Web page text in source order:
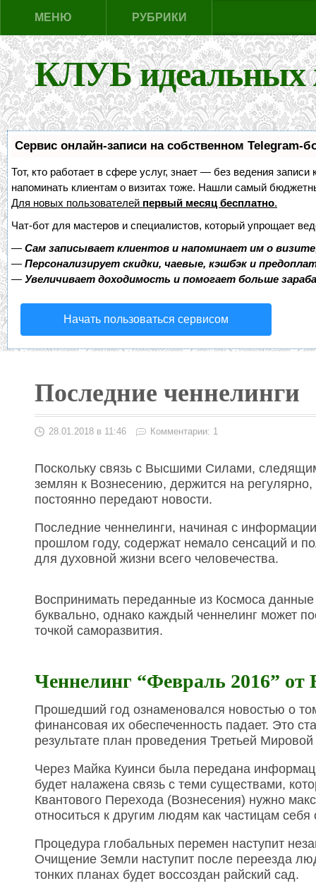
МЕНЮ РУБРИКИ
КЛУБ идеальных
Сервис онлайн-записи на собственном Telegram-
Тот, кто работает в сфере услуг, знает — без ведения
напоминать клиентам о визитах тоже. Нашли самый
Для новых пользователей первый месяц бесплатно.
Чат-бот для мастеров и специалистов, который упрощает
— Сам записывает клиентов и напоминает им о
— Персонализирует скидки, чаевые, кэшбэк и
— Увеличивает доходимость и помогает больше
Начать пользоваться сервисом
Последние ченнелинги
28.01.2018 в 11:46 Комментарии: 1
Поскольку связь с Высшими Силами,
землян к Вознесению, держится на регулярно,
постоянно передают новости.
Последние ченнелинги, начиная с
прошлом году, содержат немало сенсаций и
для духовной жизни всего человечества.
Воспринимать переданные из Космоса
буквально, однако каждый ченнелинг может
точкой саморазвития.
Ченнелинг “Февраль 2016”
Прошедший год ознаменовался новостью о
финансовая их обеспеченность падает. Это
результате план проведения Третьей
Через Майка Куинси была передана
будет налажена связь с теми существами,
Квантового Перехода (Вознесения) нужно
относиться к другим людям как частицам себя
Процедура глобальных перемен наступит
Очищение Земли наступит после переезда
тонких планах будет воссоздан райский сад.